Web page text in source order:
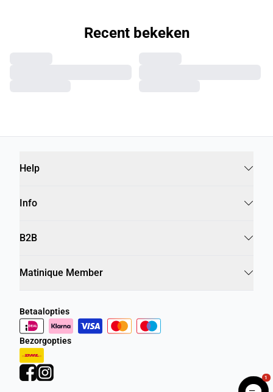
Recent bekeken
Help
Info
B2B
Matinique Member
Betaalopties
Bezorgopties
1